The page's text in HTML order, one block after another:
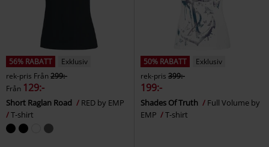
56% RABATT
Exklusiv
rek-pris Från299:-
Från 129:-
Short Raglan Road
RED by EMP
T-shirt
50% RABATT
Exklusiv
rek-pris 399:-
199:-
Shades Of Truth
Full Volume by
EMP
T-shirt